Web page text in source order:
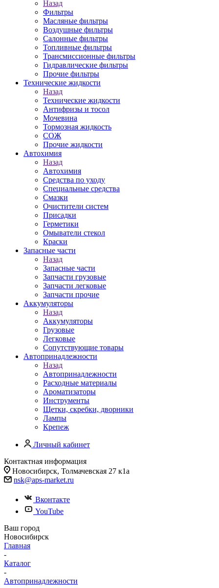
Назад
Фильтры
Масляные фильтры
Воздушные фильтры
Салонные фильтры
Топливные фильтры
Трансмиссионные фильтры
Гидравлические фильтры
Прочие фильтры
Технические жидкости
Назад
Технические жидкости
Антифризы и тосол
Мочевина
Тормозная жидкость
СОЖ
Прочие жидкости
Автохимия
Назад
Автохимия
Средства по уходу
Специальные средства
Смазки
Очистители систем
Присадки
Герметики
Омыватели стекол
Краски
Запасные части
Назад
Запасные части
Запчасти грузовые
Запчасти легковые
Запчасти прочие
Аккумуляторы
Назад
Аккумуляторы
Грузовые
Легковые
Сопутствующие товары
Автопринадлежности
Назад
Автопринадлежности
Расходные материалы
Ароматизаторы
Инструменты
Щетки, скребки, дворники
Лампы
Крепеж
Личный кабинет
Контактная информация
Новосибирск, Толмачевская 27 к1а
nsk@aps-market.ru
Вконтакте
YouTube
Ваш город
Новосибирск
Главная
-
Каталог
-
Автопринадлежности